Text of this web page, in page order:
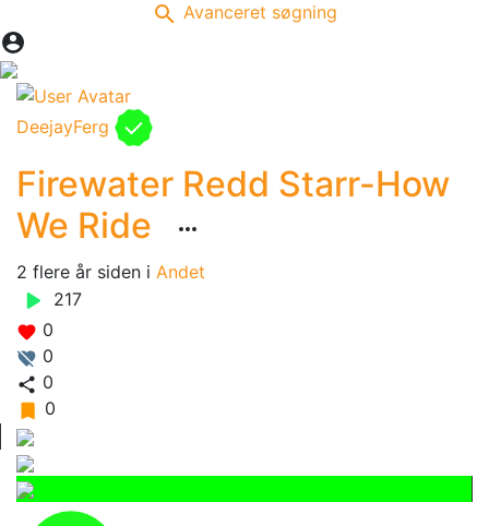
Avanceret søgning
DeejayFerg
Firewater Redd Starr-How
We Ride
2 flere år siden i Andet
217
0
0
0
0